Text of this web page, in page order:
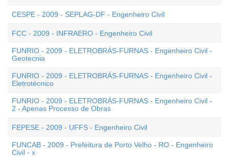
CESPE - 2009 - SEPLAG-DF - Engenheiro Civil
FCC - 2009 - INFRAERO - Engenheiro Civil
FUNRIO - 2009 - ELETROBRÁS-FURNAS - Engenheiro Civil -
Geotecnia
FUNRIO - 2009 - ELETROBRÁS-FURNAS - Engenheiro Civil -
Eletrotécnico
FUNRIO - 2009 - ELETROBRÁS-FURNAS - Engenheiro Civil -
2 - Apenas Processo de Obras
FEPESE - 2009 - UFFS - Engenheiro Civil
FUNCAB - 2009 - Prefeitura de Porto Velho - RO - Engenheiro
Civil - x